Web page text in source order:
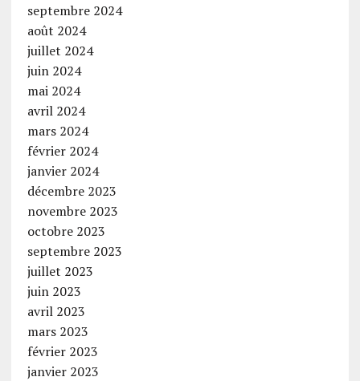
septembre 2024
août 2024
juillet 2024
juin 2024
mai 2024
avril 2024
mars 2024
février 2024
janvier 2024
décembre 2023
novembre 2023
octobre 2023
septembre 2023
juillet 2023
juin 2023
avril 2023
mars 2023
février 2023
janvier 2023